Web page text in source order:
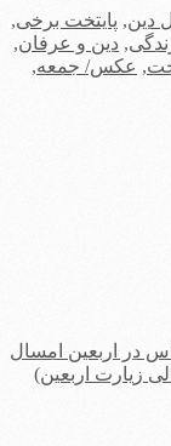
دین, پایتخت برخی,
, دین و عرفان,
, عکس/ جمعه,
زیارت اربعین)